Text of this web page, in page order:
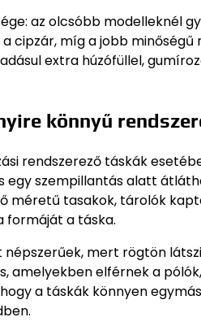
az olcsóbb modelleknél
cipzár, míg a jobb minőségű
extra húzófüllel,
könnyű
rendszerező táskák
egy szempillantás alatt
tasakok, tárolók
formáját a táska.
mert rögtön
amelyekben elférnek a
a táskák könnyen